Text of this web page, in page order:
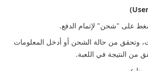
وتحقق من حالة الشحن أو أدخل المعلومات
من النتيجة في اللعبة.